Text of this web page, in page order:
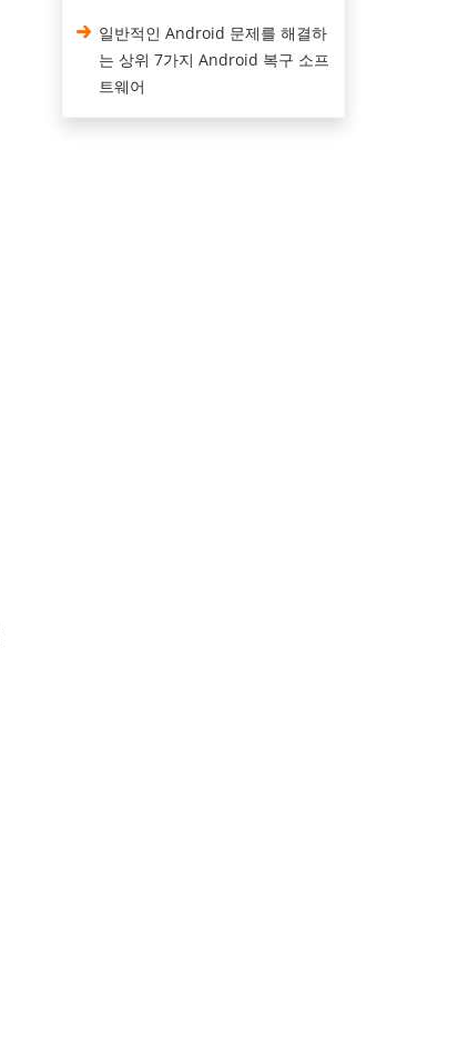
일반적인 Android 문제를 해결하
는 상위 7가지 Android 복구 소프
트웨어